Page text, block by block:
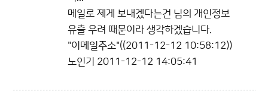
메일로 제게 보내겠다는건 님의 개인정보
유츨 우려 때문이라 생각하겠습니다.
"이메일주소"((2011-12-12 10:58:12))
노인기 2011-12-12 14:05:41